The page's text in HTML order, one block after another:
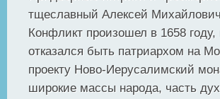
тщеславный Алексей
Конфликт произошел в 1658
отказался быть патриархом на
проекту Ново-Иерусалимский
широкие массы народа, часть